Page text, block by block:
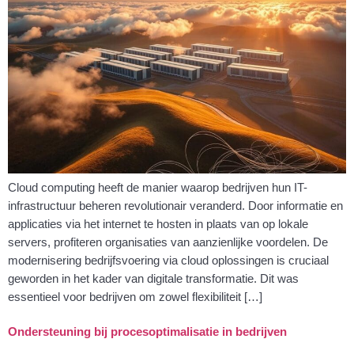
Cloud computing heeft de manier waarop bedrijven hun IT-
infrastructuur beheren revolutionair veranderd. Door informatie en
applicaties via het internet te hosten in plaats van op lokale
servers, profiteren organisaties van aanzienlijke voordelen. De
modernisering bedrijfsvoering via cloud oplossingen is cruciaal
geworden in het kader van digitale transformatie. Dit was
essentieel voor bedrijven om zowel flexibiliteit […]
Ondersteuning bij procesoptimalisatie in bedrijven